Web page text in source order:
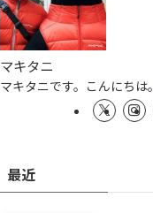
マキタニ
マキタニです。こんにちは。
最近